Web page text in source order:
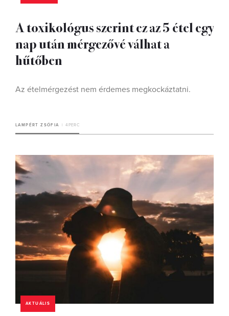
A toxikológus szerint ez az 5 étel egy
nap után mérgezővé válhat a
hűtőben
Az ételmérgezést nem érdemes megkockáztatni.
LAMPÉRT ZSÓFIA 4 PERC
AKTUÁLIS